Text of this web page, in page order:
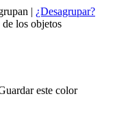
| ¿Desagrupar?
los objetos
este color